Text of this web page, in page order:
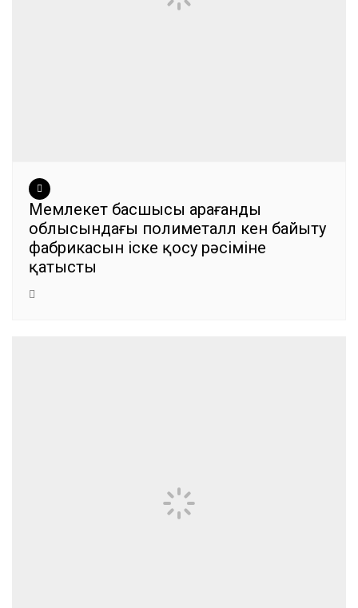
Мемлекет басшысы Қарағанды
облысындағы полиметалл кен байыту
фабрикасын іске қосу рәсіміне
қатысты